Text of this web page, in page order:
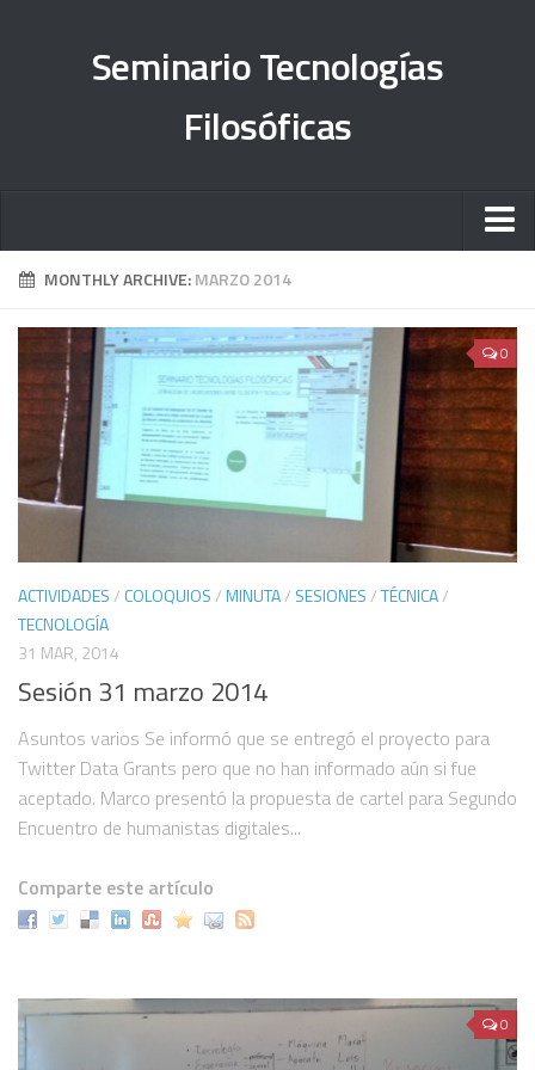
Seminario Tecnologías
Filosóficas
Sobre el proyecto
#TesisFilosUNAM
Objetivos
Informe 2013-2015
Informe 2015-2018
Informe 2019-2023
Herramientas digitales
Hashtag en twitter: #SeminarioTF
VAE
Lista de proyectos digitales
Participantes
¿Cómo puedo participar?
Histórico
Publicaciones colectivas
Humanidades Digitales. Ilustración, difusión y publicidad
Problematizar la tecnología en México: Ramos, Lombardo y Zea
¿Cómo se ha dicho la potencia de lo tecnológico en una singularidad
MONTHLY ARCHIVE:MARZO 2014
0
ACTIVIDADES/ COLOQUIOS/MINUTA/ SESIONES/TÉCNICA/
TECNOLOGÍA
31 MAR, 2014
Sesión 31 marzo 2014
Asuntos varios Se informó que se entregó el proyecto para
Twitter Data Grants pero que no han informado aún si fue
aceptado. Marco presentó la propuesta de cartel para Segundo
Encuentro de humanistas digitales...
Comparte este artículo
0